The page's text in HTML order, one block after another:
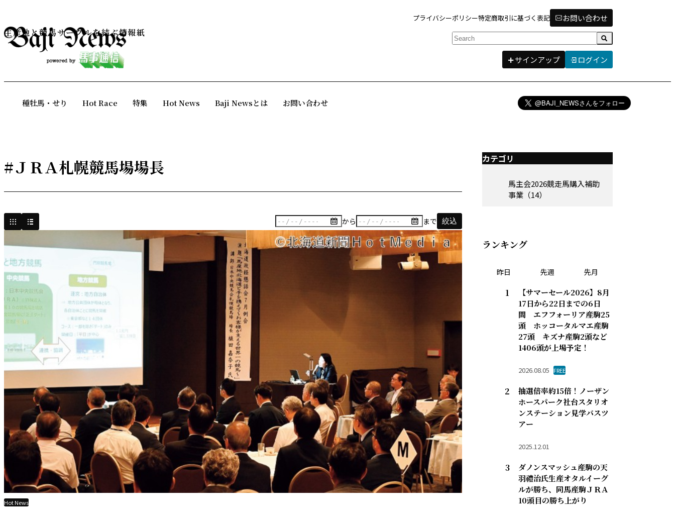
プライバシーポリシー特定商取引に基づく表記 お問い合わせ
生産地と競馬サークルを結ぶ情報紙
サインアップ ログイン
種牡馬・せり Hot Race 特集 Hot News Baji Newsとは お問い合わせ
#ＪＲＡ札幌競馬場場長
から まで 絞込
Hot News
カテゴリ
馬主会2026競走馬購入補助
事業（14）
ランキング
昨日 先週 先月
【サマーセール2026】8月
17日から22日までの6日
間 エフフォーリア産駒25
頭 ホッコータルマエ産駒
27頭 キズナ産駒2頭など
1406頭が上場予定！
2026.08.05 FREE
抽選倍率約15倍！ノーザン
ホースパーク社台スタリオ
ンステーション見学バスツ
アー
2025.12.01
ダノンスマッシュ産駒の天
羽禮治氏生産オタルイーグ
ルが勝ち、同馬産駒ＪＲＡ
10頭目の勝ち上がり